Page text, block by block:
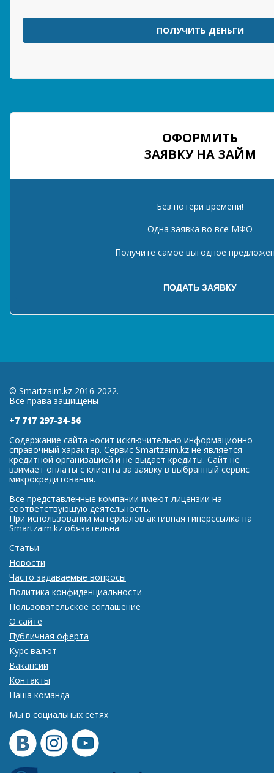
ПОЛУЧИТЬ ДЕНЬГИ
ОФОРМИТЬ
ЗАЯВКУ НА ЗАЙМ
Без потери времени!
Одна заявка во все МФО
Получите самое выгодное
© Smartzaim.kz 2016-2022.
Все права защищены
+7 717 297-34-56
Содержание сайта носит исключительно информационно-
справочный характер. Сервис Smartzaim.kz не является
кредитной организацией и не выдает кредиты. Сайт не
взимает оплаты с клиента за заявку в выбранный сервис
микрокредитования.
Все представленные компании имеют лицензии на
соответствующую деятельность.
При использовании материалов активная гиперссылка на
Smartzaim.kz обязательна.
Статьи
Новости
Часто задаваемые вопросы
Политика конфиденциальности
Пользовательское соглашение
О сайте
Публичная оферта
Курс валют
Вакансии
Контакты
Наша команда
Мы в социальных сетях